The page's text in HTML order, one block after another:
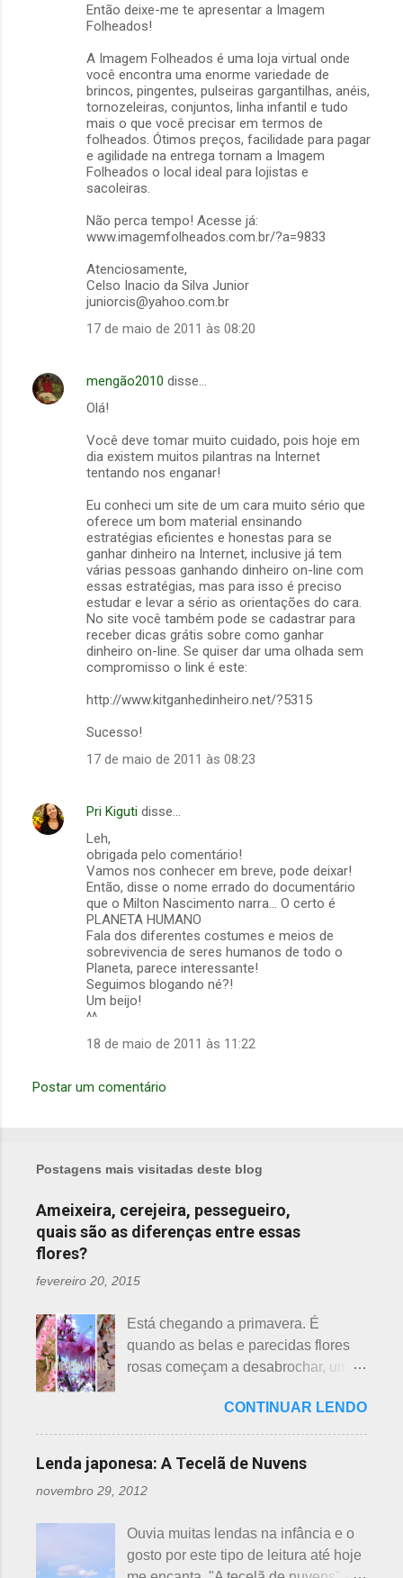
Então deixe-me te apresentar a Imagem
Folheados!
A Imagem Folheados é uma loja virtual onde
você encontra uma enorme variedade de
brincos, pingentes, pulseiras gargantilhas, anéis,
tornozeleiras, conjuntos, linha infantil e tudo
mais o que você precisar em termos de
folheados. Ótimos preços, facilidade para pagar
e agilidade na entrega tornam a Imagem
Folheados o local ideal para lojistas e
sacoleiras.
Não perca tempo! Acesse já:
www.imagemfolheados.com.br/?a=9833
Atenciosamente,
Celso Inacio da Silva Junior
juniorcis@yahoo.com.br
17 de maio de 2011 às 08:20
mengão2010 disse…
Olá!
Você deve tomar muito cuidado, pois hoje em
dia existem muitos pilantras na Internet
tentando nos enganar!
Eu conheci um site de um cara muito sério que
oferece um bom material ensinando
estratégias eficientes e honestas para se
ganhar dinheiro na Internet, inclusive já tem
várias pessoas ganhando dinheiro on-line com
essas estratégias, mas para isso é preciso
estudar e levar a sério as orientações do cara.
No site você também pode se cadastrar para
receber dicas grátis sobre como ganhar
dinheiro on-line. Se quiser dar uma olhada sem
compromisso o link é este:
http://www.kitganhedinheiro.net/?5315
Sucesso!
17 de maio de 2011 às 08:23
Pri Kiguti disse…
Leh,
obrigada pelo comentário!
Vamos nos conhecer em breve, pode deixar!
Então, disse o nome errado do documentário
que o Milton Nascimento narra... O certo é
PLANETA HUMANO
Fala dos diferentes costumes e meios de
sobrevivencia de seres humanos de todo o
Planeta, parece interessante!
Seguimos blogando né?!
Um beijo!
^^
18 de maio de 2011 às 11:22
Postar um comentário
Postagens mais visitadas deste blog
Ameixeira, cerejeira, pessegueiro,
quais são as diferenças entre essas
flores?
fevereiro 20, 2015
Está chegando a primavera. É
quando as belas e parecidas flores
rosas começam a desabrochar, uma
fevereiro, a segunda em março e, no
final de março até abril, as cerejeiras.
Lembrando que o clima pode
ou atrasando a florescência. Também
identificação ou com o nome das
flores, pelas cores e algumas
CONTINUAR LENDO
Lenda japonesa: A Tecelã de Nuvens
novembro 29, 2012
Ouvia muitas lendas na infância e o
gosto por este tipo de leitura até hoje